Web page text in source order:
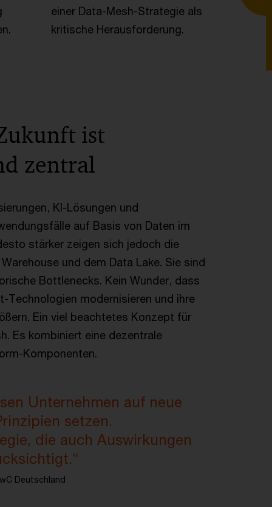
einer Data-Mesh-Strategie als
kritische Herausforderung.
ist
zentral
KI-Lösungen und
auf Basis von Daten im
stärker zeigen sich jedoch die
und dem Data Lake. Sie sind
Bottlenecks. Kein Wunder, dass
Technologien modernisieren und ihre
Ein viel beachtetes Konzept für
Es kombiniert eine dezentrale
Komponenten.
Unternehmen auf neue
setzen.
die auch Auswirkungen
Deutschland